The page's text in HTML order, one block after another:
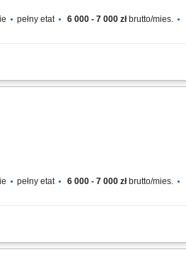
pełny etat 6 000 - 7 000 złbrutto/mies.
prostych prac elektronicznych i
pełny etat 6 000 - 7 000 złbrutto/mies.
prostych prac elektronicznych i